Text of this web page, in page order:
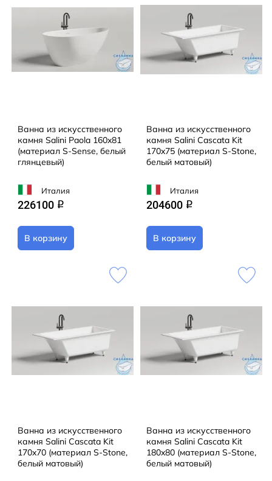
Ванна из искусственного
камня Salini Paola 160x81
(материал S-Sense, белый
глянцевый)
Италия
226100 q
В корзину
Ванна из искусственного
камня Salini Cascata Kit
170x75 (материал S-Stone,
белый матовый)
Италия
204600 q
В корзину
Ванна из искусственного
камня Salini Cascata Kit
170x70 (материал S-Stone,
белый матовый)
Ванна из искусственного
камня Salini Cascata Kit
180x80 (материал S-Stone,
белый матовый)